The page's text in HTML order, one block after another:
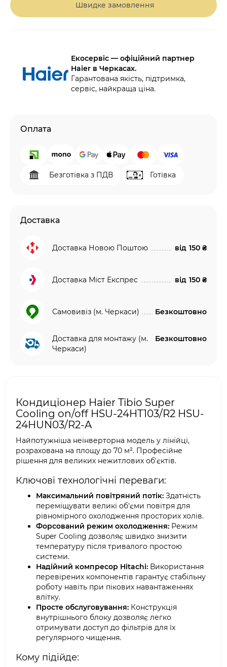
Швидке замовлення
Екосервіс — офіційний партнер
Haier в Черкасах.
Гарантована якість, підтримка,
сервіс, найкраща ціна.
Оплата
Безготівка з ПДВ Готівка
Доставка
Доставка Новою Поштою від 150 ₴
Доставка Міст Експрес від 150 ₴
Самовивіз (м. Черкаси) Безкоштовно
Доставка для монтажу (м.
Черкаси)
Безкоштовно
Кондиціонер Haier Tibio Super
Cooling on/off HSU-24HT103/R2 HSU-
24HUN03/R2-A
Найпотужніша неінверторна модель у лінійці,
розрахована на площу до 70 м². Професійне
рішення для великих нежитлових об'єктів.
Ключові технологічні переваги:
Максимальний повітряний потік: Здатність
переміщувати великі об'єми повітря для
рівномірного охолодження просторих холів.
Форсований режим охолодження: Режим
Super Cooling дозволяє швидко знизити
температуру після тривалого простою
системи.
Надійний компресор Hitachi: Використання
перевірених компонентів гарантує стабільну
роботу навіть при пікових навантаженнях
влітку.
Просте обслуговування: Конструкція
внутрішнього блоку дозволяє легко
отримувати доступ до фільтрів для їх
регулярного чищення.
Кому підійде: